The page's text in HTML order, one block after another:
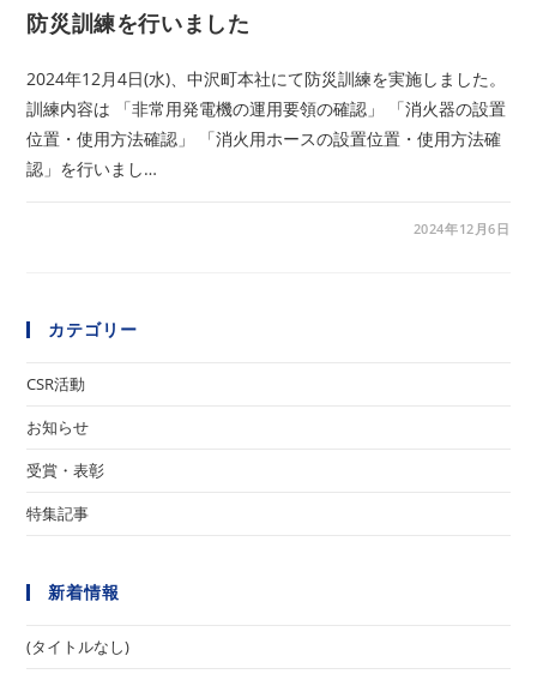
防災訓練を行いました
2024年12月4日(水)、中沢町本社にて防災訓練を実施しました。
訓練内容は 「非常用発電機の運用要領の確認」 「消火器の設置
位置・使用方法確認」 「消火用ホースの設置位置・使用方法確
認」を行いまし…
2024年12月6日
カテゴリー
CSR活動
お知らせ
受賞・表彰
特集記事
新着情報
(タイトルなし)